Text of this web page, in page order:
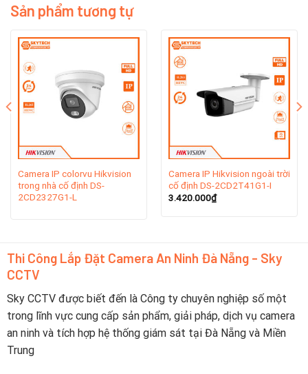
mạnh mẽ, trở thành công ty đa quốc gia với 25 chi
nhánh trên toàn thế giới như Hoa Kỳ, Hà Lan, Ý, Anh,
Singapore, Australia, Brazil, Nam Phi và Dubai…
Hikvision cũng có công ty liên kết với Ấn Độ và Nga,
một trung tâm bảo hành tại Hồng Kong. Ngay tại quê
nhà, Hikvision cũng phát triển mạnh mẽ với 35 chi nhánh
trên toàn quốc.
2. Lịch sử hình thành thương hiệu Camera
Hikvision
Hikvision là công ty được thành lập vào năm 2001 với
Công ty sản xuất hệ thống giám sát và các thiết bị
khác liên quan đến ngành an ninh. Hikvision rất phổ biến
trong số các nhà tích hợp và đại lý hệ thống an ninh bán
sản phẩm của họ trên toàn thế giới.
Sản phẩm tương tự
Camera IP colorvu Hikvision
trong nhà cố định DS-
2CD2327G1-L
Camera IP Hikvision ngoài trời
cố định DS-2CD2T41G1-I
3.420.000₫
Thi Công Lắp Đặt Camera An Ninh Đà Nẵng - Sky
CCTV
Sky CCTV được biết đến là Công ty chuyên nghiệp số một
trong lĩnh vực cung cấp sản phẩm, giải pháp, dịch vụ camera
an ninh và tích hợp hệ thống giám sát tại Đà Nẵng và Miền
Trung